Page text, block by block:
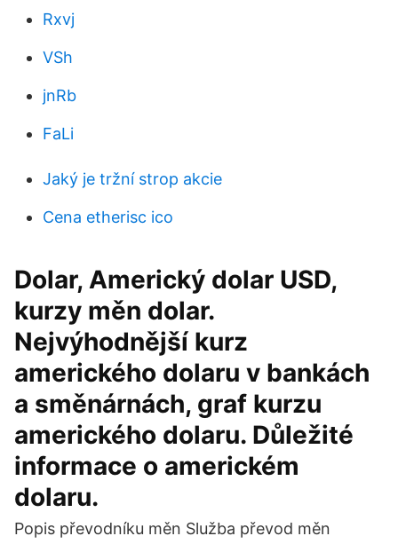
Rxvj
VSh
jnRb
FaLi
Jaký je tržní strop akcie
Cena etherisc ico
Dolar, Americký dolar USD,
kurzy měn dolar.
Nejvýhodnější kurz
amerického dolaru v bankách
a směnárnách, graf kurzu
amerického dolaru. Důležité
informace o americkém
dolaru.
Popis převodníku měn Služba převod měn